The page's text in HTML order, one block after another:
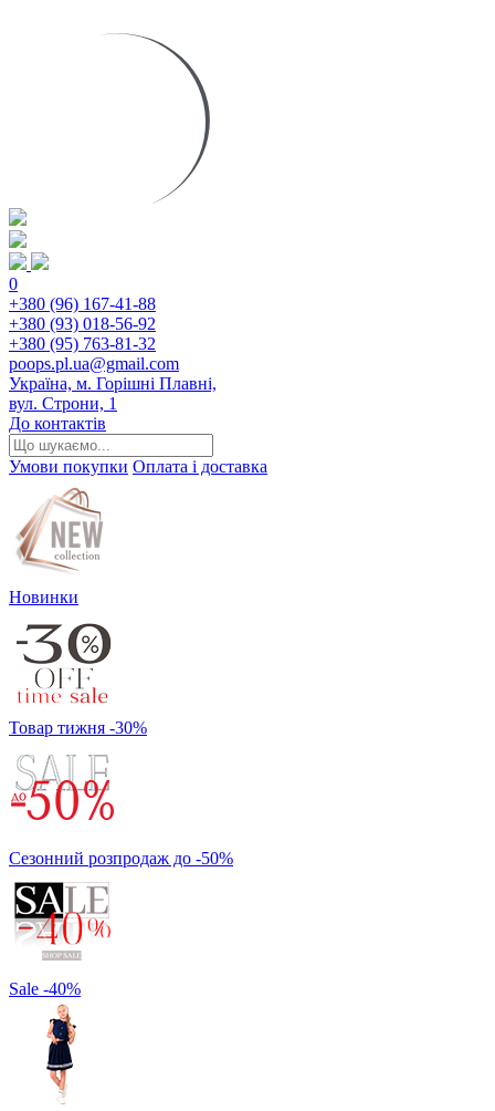
0
+380 (96) 167-41-88
+380 (93) 018-56-92
+380 (95) 763-81-32
poops.pl.ua@gmail.com
Україна, м. Горішні Плавні,
вул. Строни, 1
До контактів
Умови покупки Оплата і доставка
Новинки
Товар тижня -30%
Сезонний розпродаж до -50%
Sale -40%